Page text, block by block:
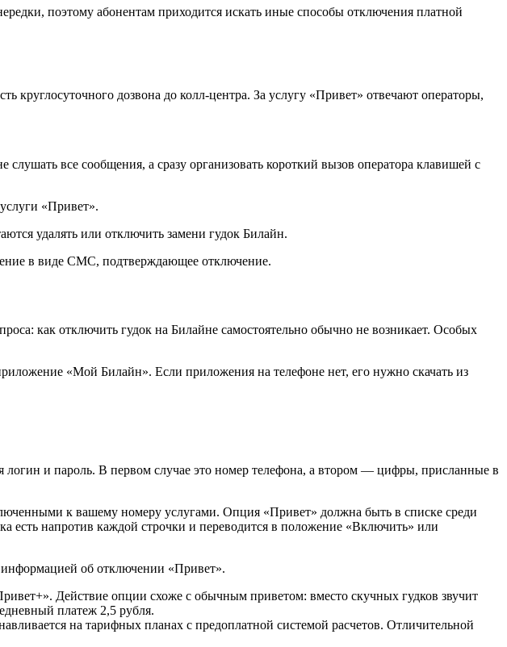
поэтому абонентам приходится искать иные способы отключения платной
дозвона до колл-центра. За услугу «Привет» отвечают операторы,
все сообщения, а сразу организовать короткий вызов оператора клавишей с
«Привет».
удалять или отключить замени гудок Билайн.
в виде СМС, подтверждающее отключение.
как отключить гудок на Билайне самостоятельно обычно не возникает. Особых
«Мой Билайн». Если приложения на телефоне нет, его нужно скачать из
логин и пароль. В первом случае это номер телефона, а втором — цифры, присланные в
к вашему номеру услугами. Опция «Привет» должна быть в списке среди
напротив каждой строчки и переводится в положение «Включить» или
об отключении «Привет».
Действие опции схоже с обычным приветом: вместо скучных гудков звучит
платеж 2,5 рубля.
на тарифных планах с предоплатной системой расчетов. Отличительной